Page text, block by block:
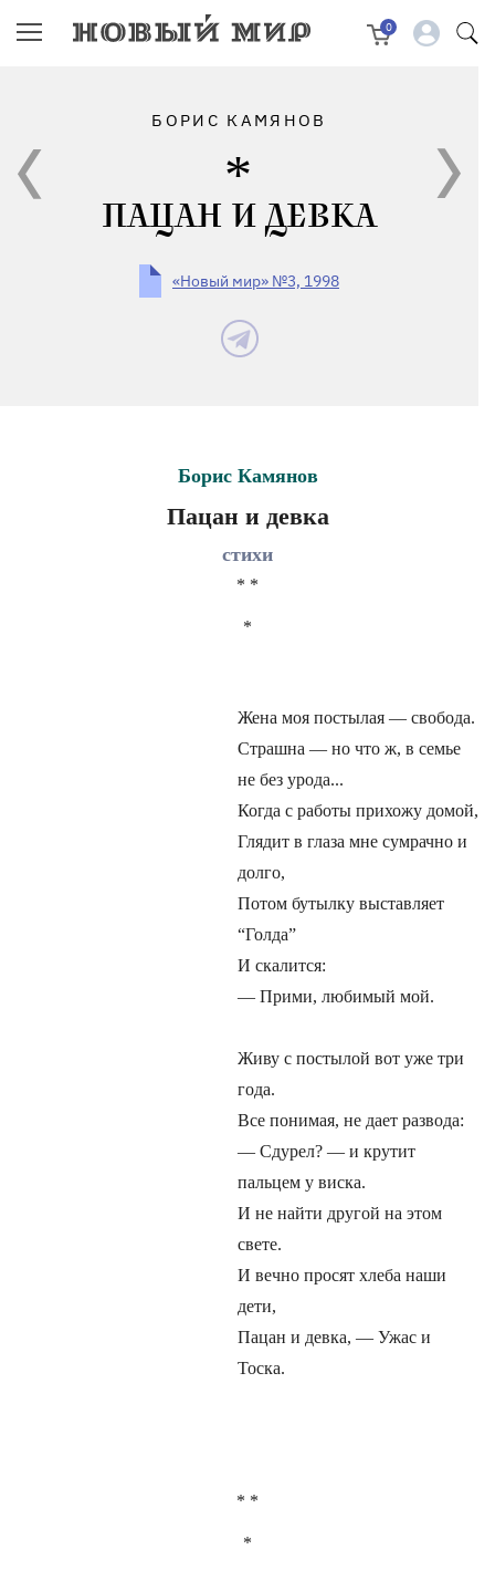
0
БОРИС КАМЯНОВ
ПАЦАН И ДЕВКА
«Новый мир» №3, 1998
Борис Камянов
Пацан и девка
стихи
* *
*
Жена моя постылая — свобода.
Страшна — но что ж, в семье
не без урода...
Когда с работы прихожу домой,
Глядит в глаза мне сумрачно и
долго,
Потом бутылку выставляет
“Голда”
И скалится:
— Прими, любимый мой.
Живу с постылой вот уже три
года.
Все понимая, не дает развода:
— Сдурел? — и крутит
пальцем у виска.
И не найти другой на этом
свете.
И вечно просят хлеба наши
дети,
Пацан и девка, — Ужас и
Тоска.
* *
*